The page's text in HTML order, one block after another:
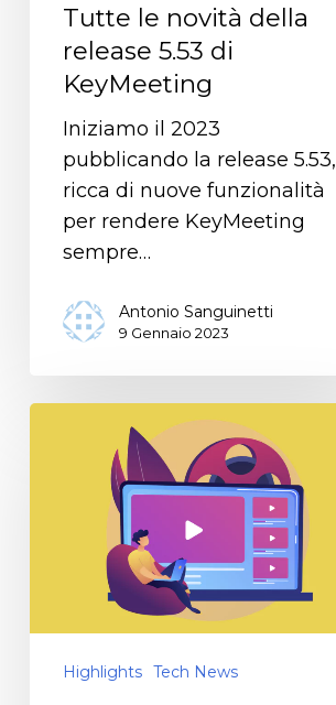
Tutte le novità della
release 5.53 di
KeyMeeting
Iniziamo il 2023
pubblicando la release 5.53,
ricca di nuove funzionalità
per rendere KeyMeeting
sempre…
Antonio Sanguinetti
9 Gennaio 2023
Highlights Tech News